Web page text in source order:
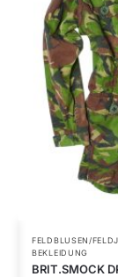
FELDBLUSEN/
BEKLEIDUNG
BRIT.SMOCK